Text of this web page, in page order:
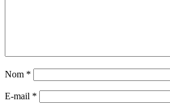
Nom *
E-mail *